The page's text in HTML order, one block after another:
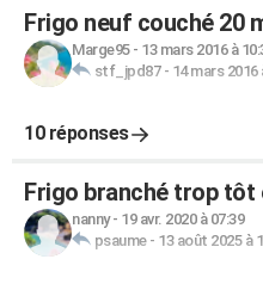
Frigo neuf couché 20
Marge95- 13 mars 2016 à
stf_jpd87- 14 mars 2016
10 réponses
Frigo branché trop tôt
nanny- 19 avr. 2020 à 07:39
psaume- 13 août 2025 à